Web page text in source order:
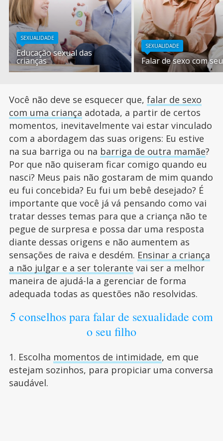
SEXUALIDADE
Educação sexual das
crianças
SEXUALIDADE
Falar de sexo com
Você não deve se esquecer que, falar de sexo
com uma criança adotada, a partir de certos
momentos, inevitavelmente vai estar vinculado
com a abordagem das suas origens: Eu estive
na sua barriga ou na barriga de outra mamãe?
Por que não quiseram ficar comigo quando eu
nasci? Meus pais não gostaram de mim quando
eu fui concebida? Eu fui um bebê desejado? É
importante que você já vá pensando como vai
tratar desses temas para que a criança não te
pegue de surpresa e possa dar uma resposta
diante dessas origens e não aumentem as
sensações de raiva e desdém. Ensinar a criança
a não julgar e a ser tolerante vai ser a melhor
maneira de ajudá-la a gerenciar de forma
adequada todas as questões não resolvidas.
5 conselhos para falar de sexualidade com
o seu filho
1. Escolha momentos de intimidade, em que
estejam sozinhos, para propiciar uma conversa
saudável.